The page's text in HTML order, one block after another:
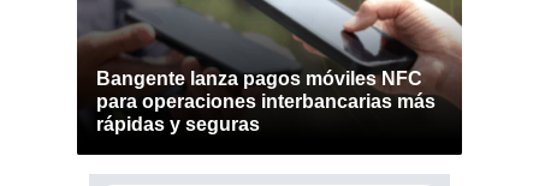
Bangente lanza pagos móviles NFC
para operaciones interbancarias más
rápidas y seguras